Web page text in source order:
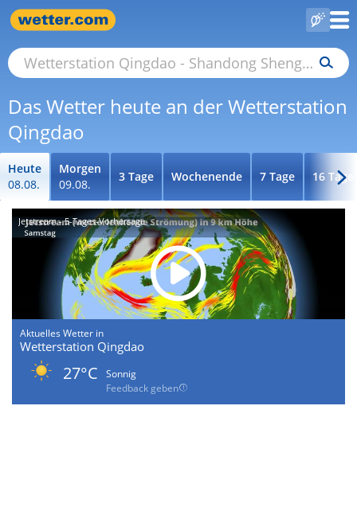
Das Wetter heute an der Wetterstation
Qingdao
Heute
08.08.
Morgen
09.08.
3 Tage Wochenende 7 Tage 16 Tage
Jetstream - 5-Tages-Vorhersage
Aktuelles Wetter in
Wetterstation Qingdao
27°C
Sonnig
Feedback geben